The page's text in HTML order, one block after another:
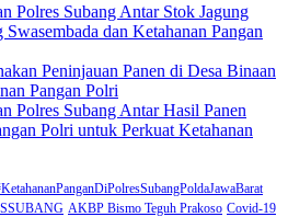
Polres Subang Antar Stok Jagung
dan Ketahanan Pangan
Peninjauan Panen di Desa Binaan
Pangan Polri
Polres Subang Antar Hasil Panen
Polri untuk Perkuat Ketahanan
AKBP Bismo Teguh Prakoso Covid-19